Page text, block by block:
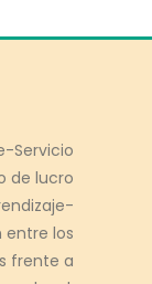
Servicio
de lucro
entre los
frente a